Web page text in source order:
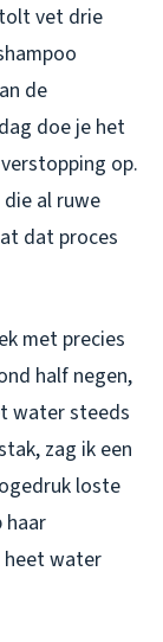
vet drie
de
doe je het
op.
al ruwe
dat proces
met precies
half negen,
water steeds
zag ik een
loste
haar
heet water